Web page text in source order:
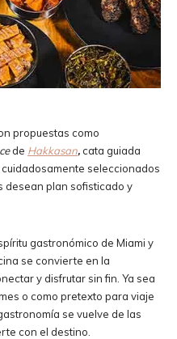
propuestas como
de Hakkasan, cata guiada
seleccionados
desean plan sofisticado y
gastronómico de Miami y
se convierte en la
y disfrutar sin fin. Ya sea
o como pretexto para viaje
se vuelve de las
con el destino.